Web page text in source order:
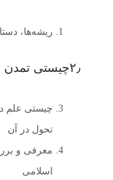
ریشه‌ها،
۲٫چیستی تمدن اسلامی
چیستی علم
تحول در آن
معرفی و
اسلامی